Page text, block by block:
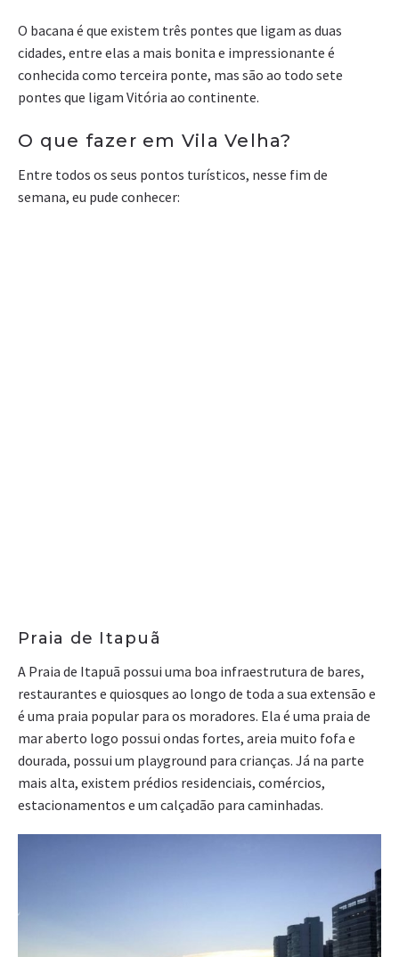
O bacana é que existem três pontes que ligam as duas
cidades, entre elas a mais bonita e impressionante é
conhecida como terceira ponte, mas são ao todo sete
pontes que ligam Vitória ao continente.
O que fazer em Vila Velha?
Entre todos os seus pontos turísticos, nesse fim de
semana, eu pude conhecer:
Praia de Itapuã
A Praia de Itapuã possui uma boa infraestrutura de bares,
restaurantes e quiosques ao longo de toda a sua extensão e
é uma praia popular para os moradores. Ela é uma praia de
mar aberto logo possui ondas fortes, areia muito fofa e
dourada, possui um playground para crianças. Já na parte
mais alta, existem prédios residenciais, comércios,
estacionamentos e um calçadão para caminhadas.